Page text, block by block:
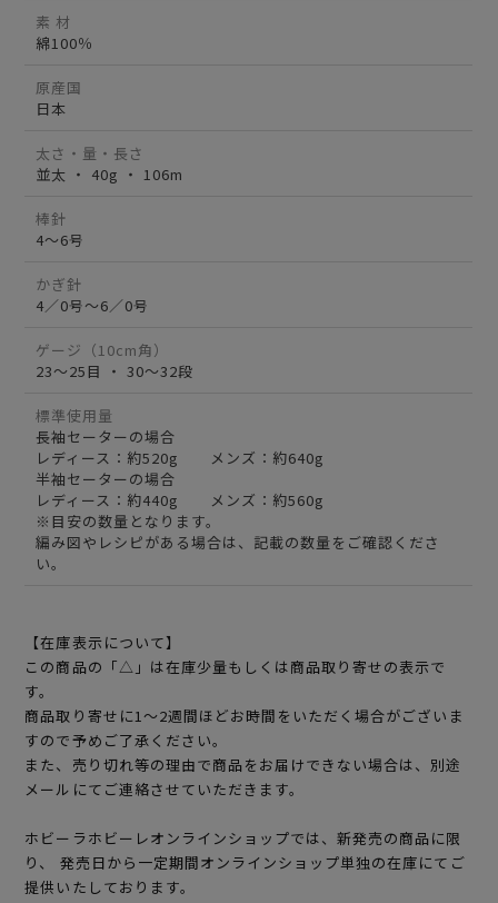
素 材
綿100％
原産国
日本
太さ・量・長さ
並太 ・ 40g ・ 106m
棒針
4～6号
かぎ針
4／0号～6／0号
ゲージ（10cm角）
23～25目 ・ 30～32段
標準使用量
長袖セーターの場合
レディース：約520g メンズ：約640g
半袖セーターの場合
レディース：約440g メンズ：約560g
※目安の数量となります。
編み図やレシピがある場合は、記載の数量をご確認くださ
い。
【在庫表示について】
この商品の「△」は在庫少量もしくは商品取り寄せの表示で
す。
商品取り寄せに1～2週間ほどお時間をいただく場合がございま
すので予めご了承ください。
また、売り切れ等の理由で商品をお届けできない場合は、別途
メールにてご連絡させていただきます。
ホビーラホビーレオンラインショップでは、新発売の商品に限
り、 発売日から一定期間オンラインショップ単独の在庫にてご
提供いたしております。